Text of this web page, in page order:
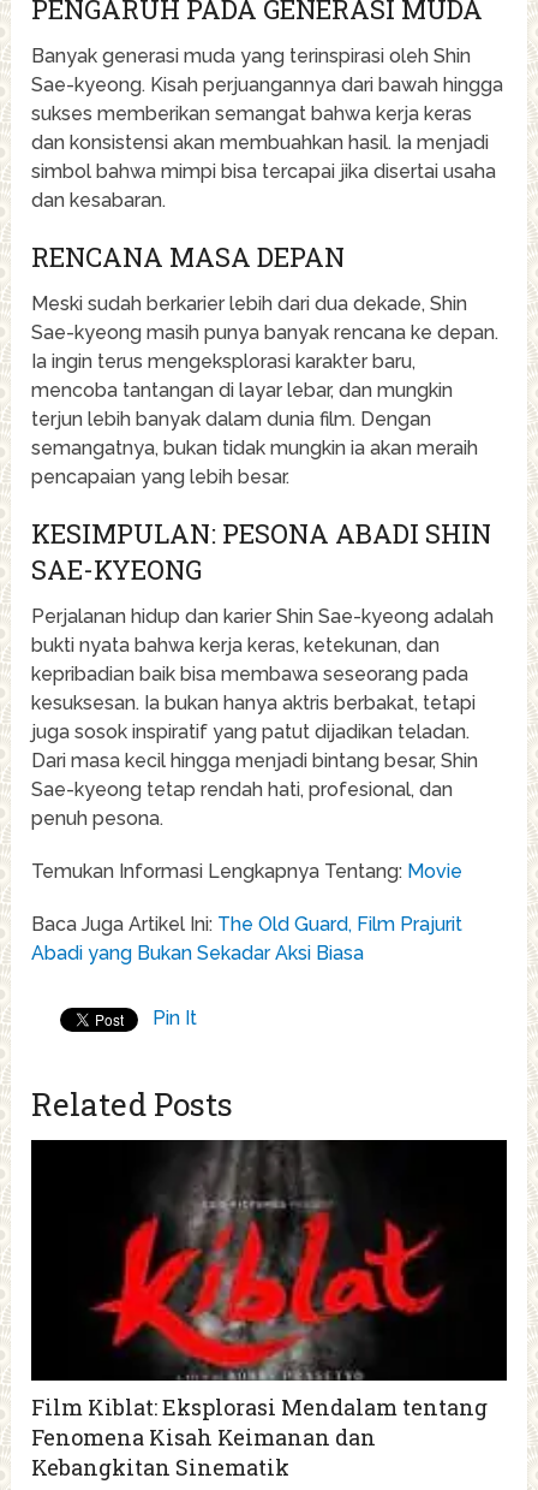
PENGARUH PADA GENERASI MUDA
Banyak generasi muda yang terinspirasi oleh Shin
Sae-kyeong. Kisah perjuangannya dari bawah hingga
sukses memberikan semangat bahwa kerja keras
dan konsistensi akan membuahkan hasil. Ia menjadi
simbol bahwa mimpi bisa tercapai jika disertai usaha
dan kesabaran.
RENCANA MASA DEPAN
Meski sudah berkarier lebih dari dua dekade, Shin
Sae-kyeong masih punya banyak rencana ke depan.
Ia ingin terus mengeksplorasi karakter baru,
mencoba tantangan di layar lebar, dan mungkin
terjun lebih banyak dalam dunia film. Dengan
semangatnya, bukan tidak mungkin ia akan meraih
pencapaian yang lebih besar.
KESIMPULAN: PESONA ABADI SHIN
SAE-KYEONG
Perjalanan hidup dan karier Shin Sae-kyeong adalah
bukti nyata bahwa kerja keras, ketekunan, dan
kepribadian baik bisa membawa seseorang pada
kesuksesan. Ia bukan hanya aktris berbakat, tetapi
juga sosok inspiratif yang patut dijadikan teladan.
Dari masa kecil hingga menjadi bintang besar, Shin
Sae-kyeong tetap rendah hati, profesional, dan
penuh pesona.
Temukan Informasi Lengkapnya Tentang: Movie
Baca Juga Artikel Ini: The Old Guard, Film Prajurit
Abadi yang Bukan Sekadar Aksi Biasa
Pin It
Related Posts
Film Kiblat: Eksplorasi Mendalam tentang
Fenomena Kisah Keimanan dan
Kebangkitan Sinematik